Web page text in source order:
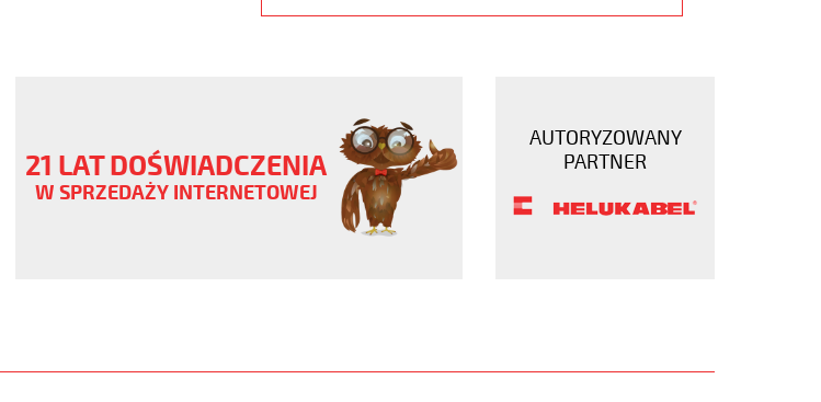
21 LAT DOŚWIADCZENIA
W SPRZEDAŻY INTERNETOWEJ
AUTORYZOWANY
PARTNER